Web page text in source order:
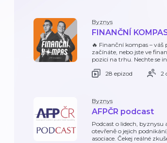
Byznys
FINANČNÍ
🔥 Finanční kompas –
začínáte, nebo jste ve
pozici na trhu. Nechte se
28 epizod
2
Byznys
AFPČR podcast
Podcast o lidech,
otevřeně o jejich
asociace. Čekej reálné